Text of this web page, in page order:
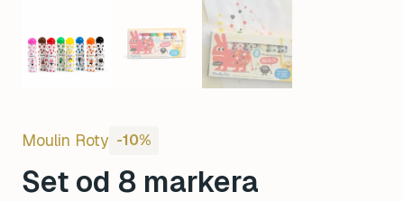
Moulin Roty -10%
Set od 8 markera